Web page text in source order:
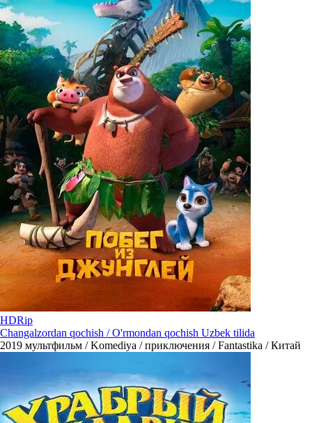
HDRip
Changalzordan qochish / O'rmondan qochish Uzbek tilida
2019 мультфильм / Komediya / приключения / Fantastika / Китай